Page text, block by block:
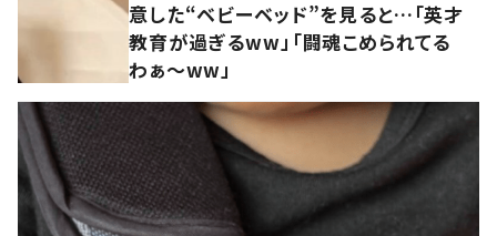
意した“ベビーベッド”を見ると…「英才
教育が過ぎるww」「闘魂こめられてる
わぁ～ww」